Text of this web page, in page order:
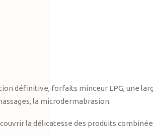
définitive, forfaits minceur LPG, une
la microdermabrasion.
la délicatesse des produits combinée